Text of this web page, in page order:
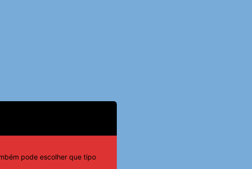
pode escolher que tipo